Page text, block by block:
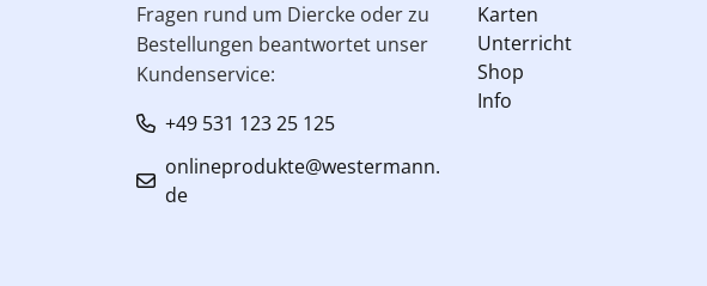
Fragen rund um Diercke oder zu
Bestellungen beantwortet unser
Kundenservice:
+49 531 123 25 125
onlineprodukte@westermann.
de
Karten
Unterricht
Shop
Info